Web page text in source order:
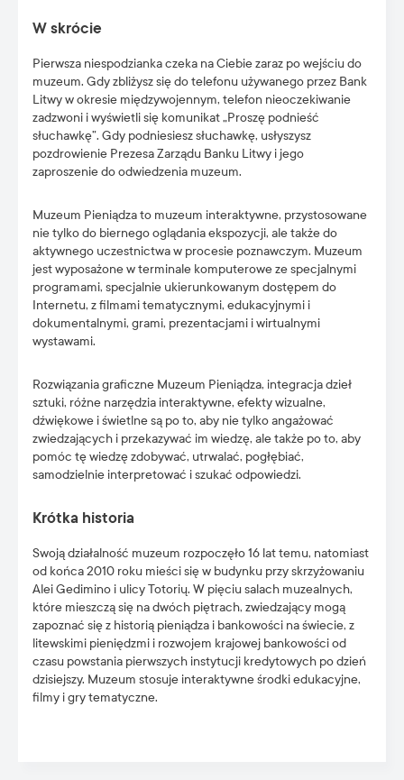
W skrócie
Pierwsza niespodzianka czeka na Ciebie zaraz po wejściu do
muzeum. Gdy zbliżysz się do telefonu używanego przez Bank
Litwy w okresie międzywojennym, telefon nieoczekiwanie
zadzwoni i wyświetli się komunikat „Proszę podnieść
słuchawkę”. Gdy podniesiesz słuchawkę, usłyszysz
pozdrowienie Prezesa Zarządu Banku Litwy i jego
zaproszenie do odwiedzenia muzeum.
Muzeum Pieniądza to muzeum interaktywne, przystosowane
nie tylko do biernego oglądania ekspozycji, ale także do
aktywnego uczestnictwa w procesie poznawczym. Muzeum
jest wyposażone w terminale komputerowe ze specjalnymi
programami, specjalnie ukierunkowanym dostępem do
Internetu, z filmami tematycznymi, edukacyjnymi i
dokumentalnymi, grami, prezentacjami i wirtualnymi
wystawami.
Rozwiązania graficzne Muzeum Pieniądza, integracja dzieł
sztuki, różne narzędzia interaktywne, efekty wizualne,
dźwiękowe i świetlne są po to, aby nie tylko angażować
zwiedzających i przekazywać im wiedzę, ale także po to, aby
pomóc tę wiedzę zdobywać, utrwalać, pogłębiać,
samodzielnie interpretować i szukać odpowiedzi.
Krótka historia
Swoją działalność muzeum rozpoczęło 16 lat temu, natomiast
od końca 2010 roku mieści się w budynku przy skrzyżowaniu
Alei Gedimino i ulicy Totorių. W pięciu salach muzealnych,
które mieszczą się na dwóch piętrach, zwiedzający mogą
zapoznać się z historią pieniądza i bankowości na świecie, z
litewskimi pieniędzmi i rozwojem krajowej bankowości od
czasu powstania pierwszych instytucji kredytowych po dzień
dzisiejszy. Muzeum stosuje interaktywne środki edukacyjne,
filmy i gry tematyczne.